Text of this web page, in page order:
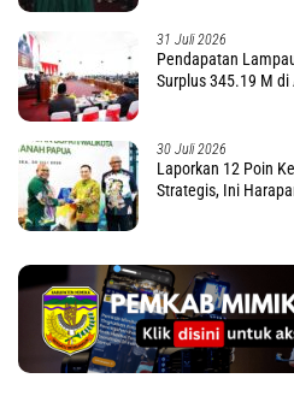
31 Juli 2026
Pendapatan
Surplus 345.19 M di
30 Juli 2026
Laporkan 12 Poin
Strategis, Ini